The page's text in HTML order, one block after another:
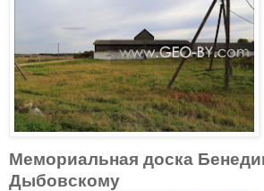
Мемориальная доска
Дыбовскому